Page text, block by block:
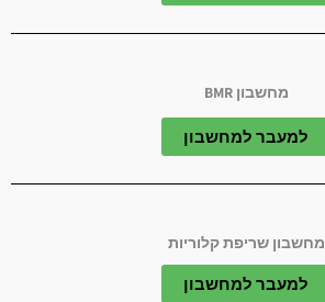
מחשבון BMR​​
למעבר למחשבון
מחשבון שריפת קלוריות​
למעבר למחשבון